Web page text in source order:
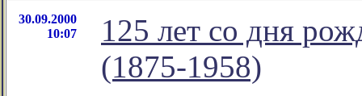
30.09.2000
10:07
125 лет со дня
(1875-1958)